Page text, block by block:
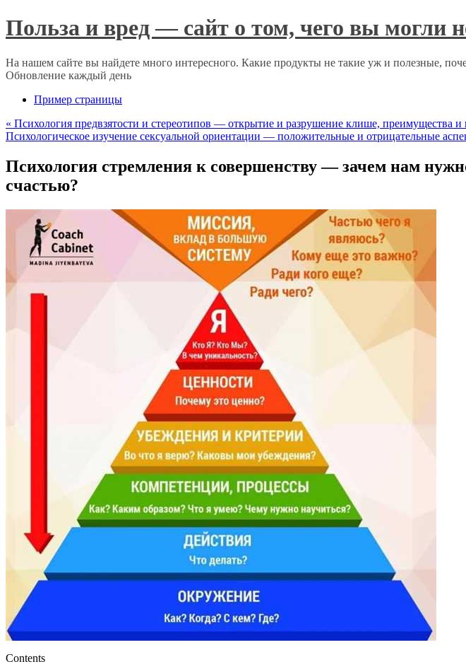
Польза и вред — сайт о том, чего вы могли
На нашем сайте вы найдете много интересного. Какие продукты не такие уж и полезные,
Обновление каждый день
Пример страницы
« Психология предвзятости и стереотипов — открытие и разрушение клише, преимущества и
Психологическое изучение сексуальной ориентации — положительные и отрицательные
Психология стремления к совершенству — зачем нам
счастью?
Contents